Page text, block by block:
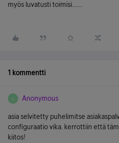
myös luvatusti toimisi.......
1 kommentti
A Anonymous
asia selvitetty puhelimitse
configuraatio vika. kerrottiin että
kiitos!